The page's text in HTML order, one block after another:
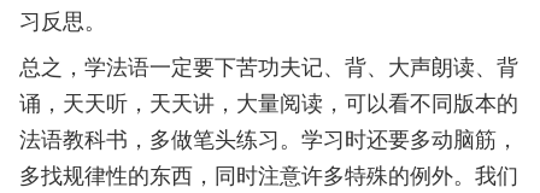
习反思。
总之，学法语一定要下苦功夫记、背、大声朗读、背
诵，天天听，天天讲，大量阅读，可以看不同版本的
法语教科书，多做笔头练习。学习时还要多动脑筋，
多找规律性的东西，同时注意许多特殊的例外。我们